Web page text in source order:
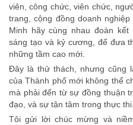
viên, công chức, viên chức,
trang, cộng đồng doanh
Minh hãy cùng nhau đoàn kết
sáng tạo và kỷ cương, để đưa
những tầm cao mới.
Đây là thử thách, nhưng cũng
của Thành phố mới không thể
mà phải đến từ sự đồng thuận
đạo, và sự tận tâm trong thực thi.
Tôi gửi lời chúc mừng và